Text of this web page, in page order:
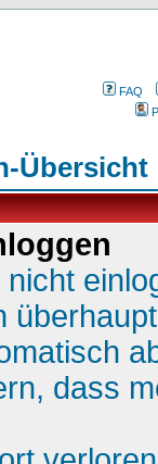
FAQ
Übersicht
dass